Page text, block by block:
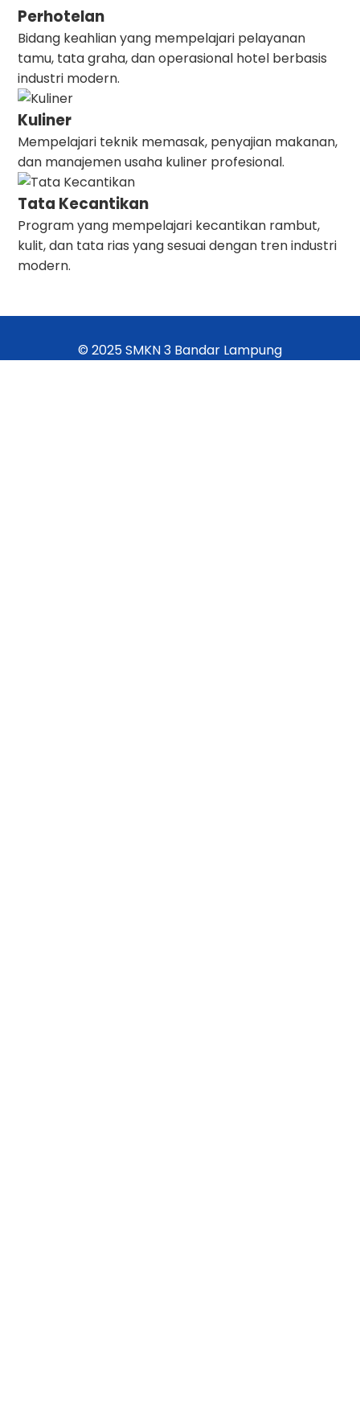
Perhotelan
Bidang keahlian yang mempelajari pelayanan
tamu, tata graha, dan operasional hotel berbasis
industri modern.
Kuliner
Mempelajari teknik memasak, penyajian makanan,
dan manajemen usaha kuliner profesional.
Tata Kecantikan
Program yang mempelajari kecantikan rambut,
kulit, dan tata rias yang sesuai dengan tren industri
modern.
© 2025 SMKN 3 Bandar Lampung